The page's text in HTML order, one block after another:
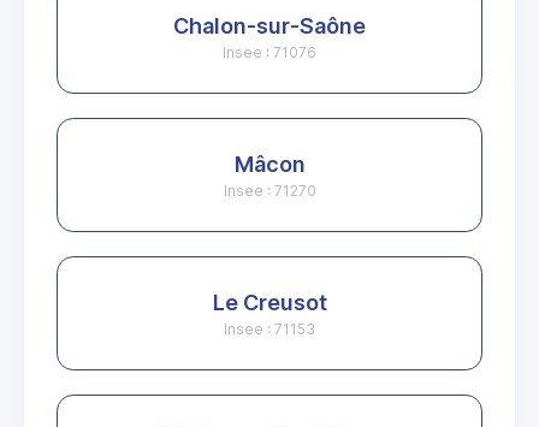
Chalon-sur-Saône
Insee : 71076
Mâcon
Insee : 71270
Le Creusot
Insee : 71153